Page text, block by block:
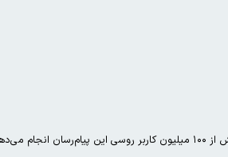
واتس‌اپ که متعلق به شرکت آمریکایی «متا پلتفرمز» است، روز چهارشنبه در بیانیه‌ای اعلام کرد تمام تلاش خود را برای حفظ ارتباط بیش از ۱۰۰ میلیون کاربر